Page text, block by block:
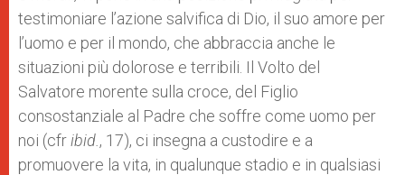
testimoniare l’azione salvifica di Dio, il suo amore per
l’uomo e per il mondo, che abbraccia anche le
situazioni più dolorose e terribili. Il Volto del
Salvatore morente sulla croce, del Figlio
consostanziale al Padre che soffre come uomo per
noi (cfribid. , 17), ci insegna a custodire e a
promuovere la vita, in qualunque stadio e in qualsiasi